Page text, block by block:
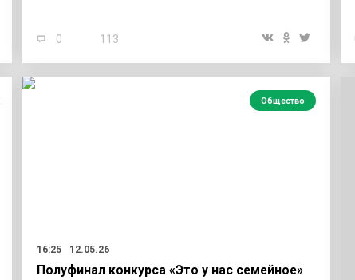
0 113
Общество
16:25 12.05.26
Полуфинал конкурса «Это у нас семейное»